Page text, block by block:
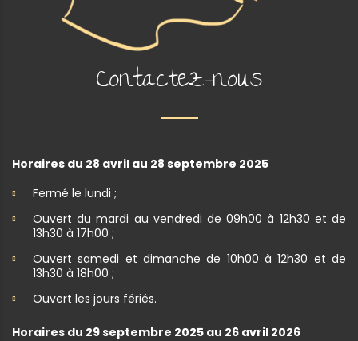
Contactez-nous
Horaires du 28 avril au 28 septembre 2025
Fermé le lundi ;
Ouvert du mardi au vendredi de 09h00 à 12h30 et de
13h30 à 17h00 ;
Ouvert samedi et dimanche de 10h00 à 12h30 et de
13h30 à 18h00 ;
Ouvert les jours fériés.
Horaires du 29 septembre 2025 au 26 avril 2026